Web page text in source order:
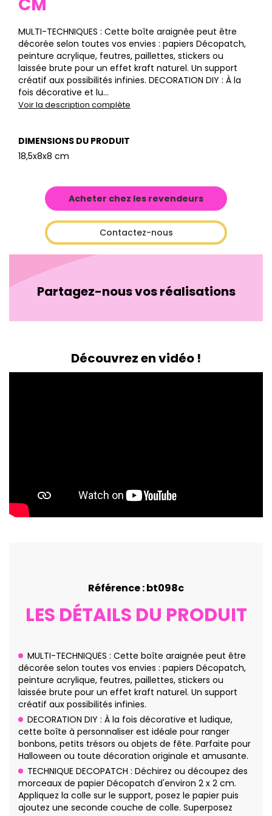
MULTI-TECHNIQUES : Cette boîte araignée peut être
décorée selon toutes vos envies : papiers Décopatch,
peinture acrylique, feutres, paillettes, stickers ou
laissée brute pour un effet kraft naturel. Un support
créatif aux possibilités infinies. DECORATION DIY : À la
fois décorative et lu...
Voir la description complète
DIMENSIONS DU PRODUIT
18,5x8x8 cm
Acheter chez les revendeurs
Contactez-nous
Partagez-nous vos réalisations
Découvrez en vidéo !
Référence : bt098c
LES DÉTAILS DU PRODUIT
MULTI-TECHNIQUES : Cette boîte araignée peut être
décorée selon toutes vos envies : papiers Décopatch,
peinture acrylique, feutres, paillettes, stickers ou
laissée brute pour un effet kraft naturel. Un support
créatif aux possibilités infinies.
DECORATION DIY : À la fois décorative et ludique,
cette boîte à personnaliser est idéale pour ranger
bonbons, petits trésors ou objets de fête. Parfaite pour
Halloween ou toute décoration originale et amusante.
TECHNIQUE DECOPATCH : Déchirez ou découpez des
morceaux de papier Décopatch d'environ 2 x 2 cm.
Appliquez la colle sur le support, posez le papier puis
ajoutez une seconde couche de colle. Superposez